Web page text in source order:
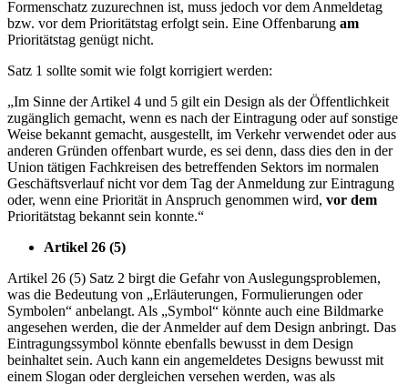
Formenschatz zuzurechnen ist, muss jedoch vor dem Anmeldetag
bzw. vor dem Prioritätstag erfolgt sein. Eine Offenbarung am
Prioritätstag genügt nicht.
Satz 1 sollte somit wie folgt korrigiert werden:
„Im Sinne der Artikel 4 und 5 gilt ein Design als der Öffentlichkeit
zugänglich gemacht, wenn es nach der Eintragung oder auf sonstige
Weise bekannt gemacht, ausgestellt, im Verkehr verwendet oder aus
anderen Gründen offenbart wurde, es sei denn, dass dies den in der
Union tätigen Fachkreisen des betreffenden Sektors im normalen
Geschäftsverlauf nicht vor dem Tag der Anmeldung zur Eintragung
oder, wenn eine Priorität in Anspruch genommen wird, vor dem
Prioritätstag bekannt sein konnte.“
Artikel 26 (5)
Artikel 26 (5) Satz 2 birgt die Gefahr von Auslegungsproblemen,
was die Bedeutung von „Erläuterungen, Formulierungen oder
Symbolen“ anbelangt. Als „Symbol“ könnte auch eine Bildmarke
angesehen werden, die der Anmelder auf dem Design anbringt. Das
Eintragungssymbol könnte ebenfalls bewusst in dem Design
beinhaltet sein. Auch kann ein angemeldetes Designs bewusst mit
einem Slogan oder dergleichen versehen werden, was als